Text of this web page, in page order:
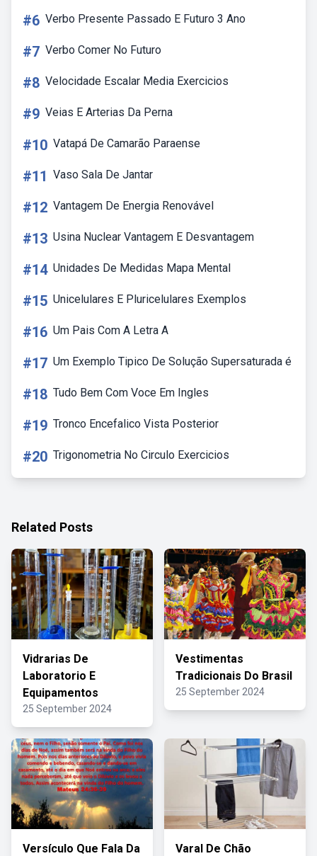
#6 Verbo Presente Passado E Futuro 3 Ano
#7 Verbo Comer No Futuro
#8 Velocidade Escalar Media Exercicios
#9 Veias E Arterias Da Perna
#10 Vatapá De Camarão Paraense
#11 Vaso Sala De Jantar
#12 Vantagem De Energia Renovável
#13 Usina Nuclear Vantagem E Desvantagem
#14 Unidades De Medidas Mapa Mental
#15 Unicelulares E Pluricelulares Exemplos
#16 Um Pais Com A Letra A
#17 Um Exemplo Tipico De Solução Supersaturada é
#18 Tudo Bem Com Voce Em Ingles
#19 Tronco Encefalico Vista Posterior
#20 Trigonometria No Circulo Exercicios
Related Posts
Vidrarias De
Laboratorio E
Equipamentos
25 September 2024
Vestimentas
Tradicionais Do Brasil
25 September 2024
Versículo Que Fala Da Varal De Chão